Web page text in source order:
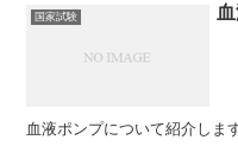
国家試験
血液ポンプについて紹介します